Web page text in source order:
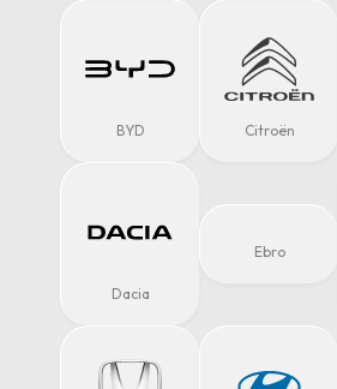
BYD Citroën
Dacia
Ebro